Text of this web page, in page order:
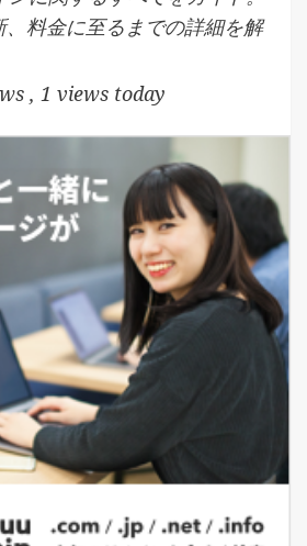
料金に至るまでの詳細を解
, 1 views today